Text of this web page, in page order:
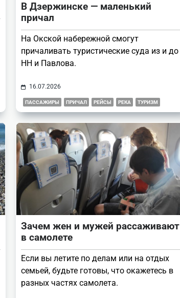
В Дзержинске — маленький
причал
На Окской набережной смогут
причаливать туристические суда из и до
НН и Павлова.
16.07.2026
ПАССАЖИРЫ ПРИЧАЛ РЕЙСЫ РЕКА ТУРИЗМ
Зачем жен и мужей рассаживают
в самолете
Если вы летите по делам или на отдых
семьей, будьте готовы, что окажетесь в
разных частях самолета.